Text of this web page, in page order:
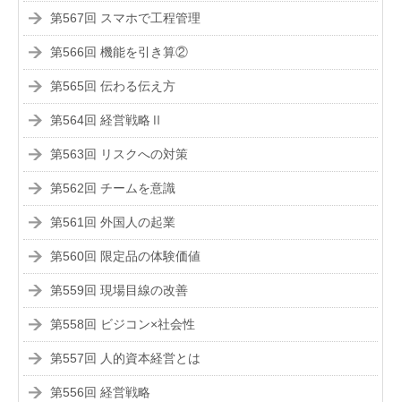
第567回 スマホで工程管理
第566回 機能を引き算②
第565回 伝わる伝え方
第564回 経営戦略Ⅱ
第563回 リスクへの対策
第562回 チームを意識
第561回 外国人の起業
第560回 限定品の体験価値
第559回 現場目線の改善
第558回 ビジコン×社会性
第557回 人的資本経営とは
第556回 経営戦略